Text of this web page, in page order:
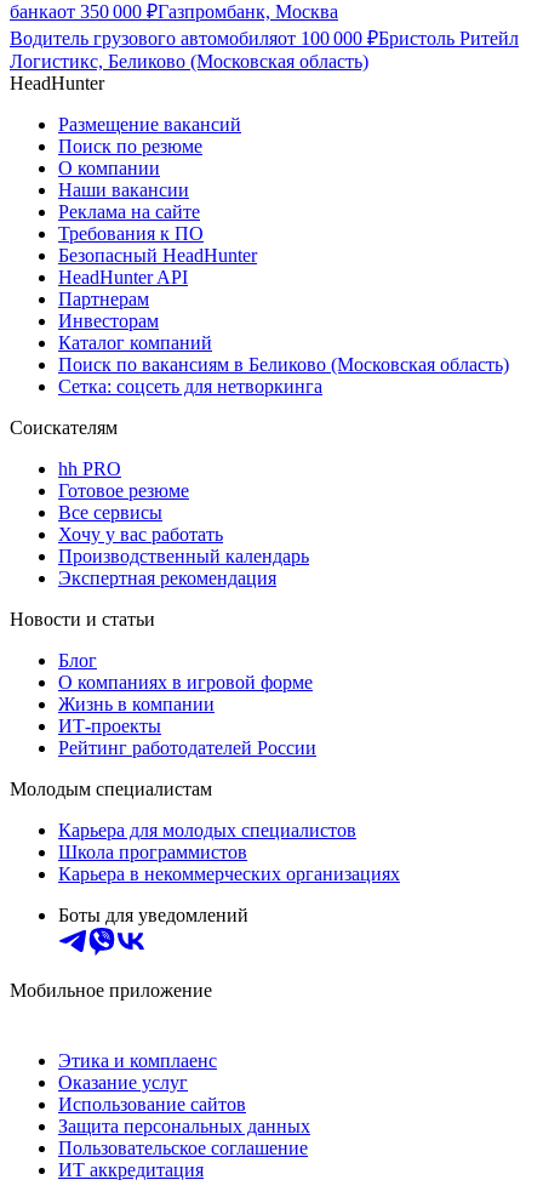
банкаот 350 000 ₽Газпромбанк, Москва
Водитель грузового автомобиляот 100 000 ₽Бристоль Ритейл
Логистикс, Беликово (Московская область)
HeadHunter
Размещение вакансий
Поиск по резюме
О компании
Наши вакансии
Реклама на сайте
Требования к ПО
Безопасный HeadHunter
HeadHunter API
Партнерам
Инвесторам
Каталог компаний
Поиск по вакансиям в Беликово (Московская область)
Сетка: соцсеть для нетворкинга
Соискателям
hh PRO
Готовое резюме
Все сервисы
Хочу у вас работать
Производственный календарь
Экспертная рекомендация
Новости и статьи
Блог
О компаниях в игровой форме
Жизнь в компании
ИТ-проекты
Рейтинг работодателей России
Молодым специалистам
Карьера для молодых специалистов
Школа программистов
Карьера в некоммерческих организациях
Боты для уведомлений
Мобильное приложение
Этика и комплаенс
Оказание услуг
Использование сайтов
Защита персональных данных
Пользовательское соглашение
ИТ аккредитация